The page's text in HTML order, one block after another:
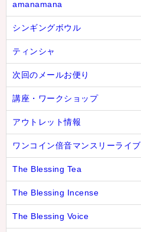
amanamana
シンギングボウル
ティンシャ
次回のメールお便り
講座・ワークショップ
アウトレット情報
ワンコイン倍音マンスリーライブ
The Blessing Tea
The Blessing Incense
The Blessing Voice